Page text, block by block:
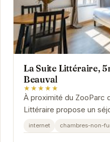
La Suite Littéraire,
Beauval
★★★★★
À proximité du ZooParc
Littéraire propose un
Ses chambres
internet chambres-non-